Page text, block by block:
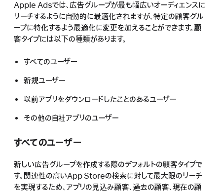
Apple Adsでは、広告グループが最も幅広いオーディエンスに
リーチするように自動的に最適化されますが、特定の顧客グル
ープに特化するよう最適化に変更を加えることができます。顧
客タイプには以下の種類があります。
すべてのユーザー
新規ユーザー
以前アプリをダウンロードしたことのあるユーザー
その他の自社アプリのユーザー
すべてのユーザー
新しい広告グループを作成する際のデフォルトの顧客タイプで
す。関連性の高いApp Storeの検索に対して最大限のリーチ
を実現するため、アプリの見込み顧客、過去の顧客、現在の顧